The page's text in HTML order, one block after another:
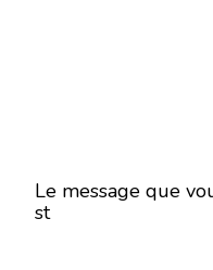
Le message que
st